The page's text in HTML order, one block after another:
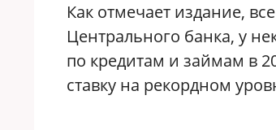
Как отмечает издание,
Центрального банка, у
по кредитам и займам в
ставку на рекордном